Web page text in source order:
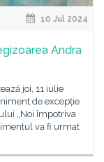
10 Jul 2024
Andra
joi, 11 iulie
de excepție
„Noi împotriva
va fi urmat